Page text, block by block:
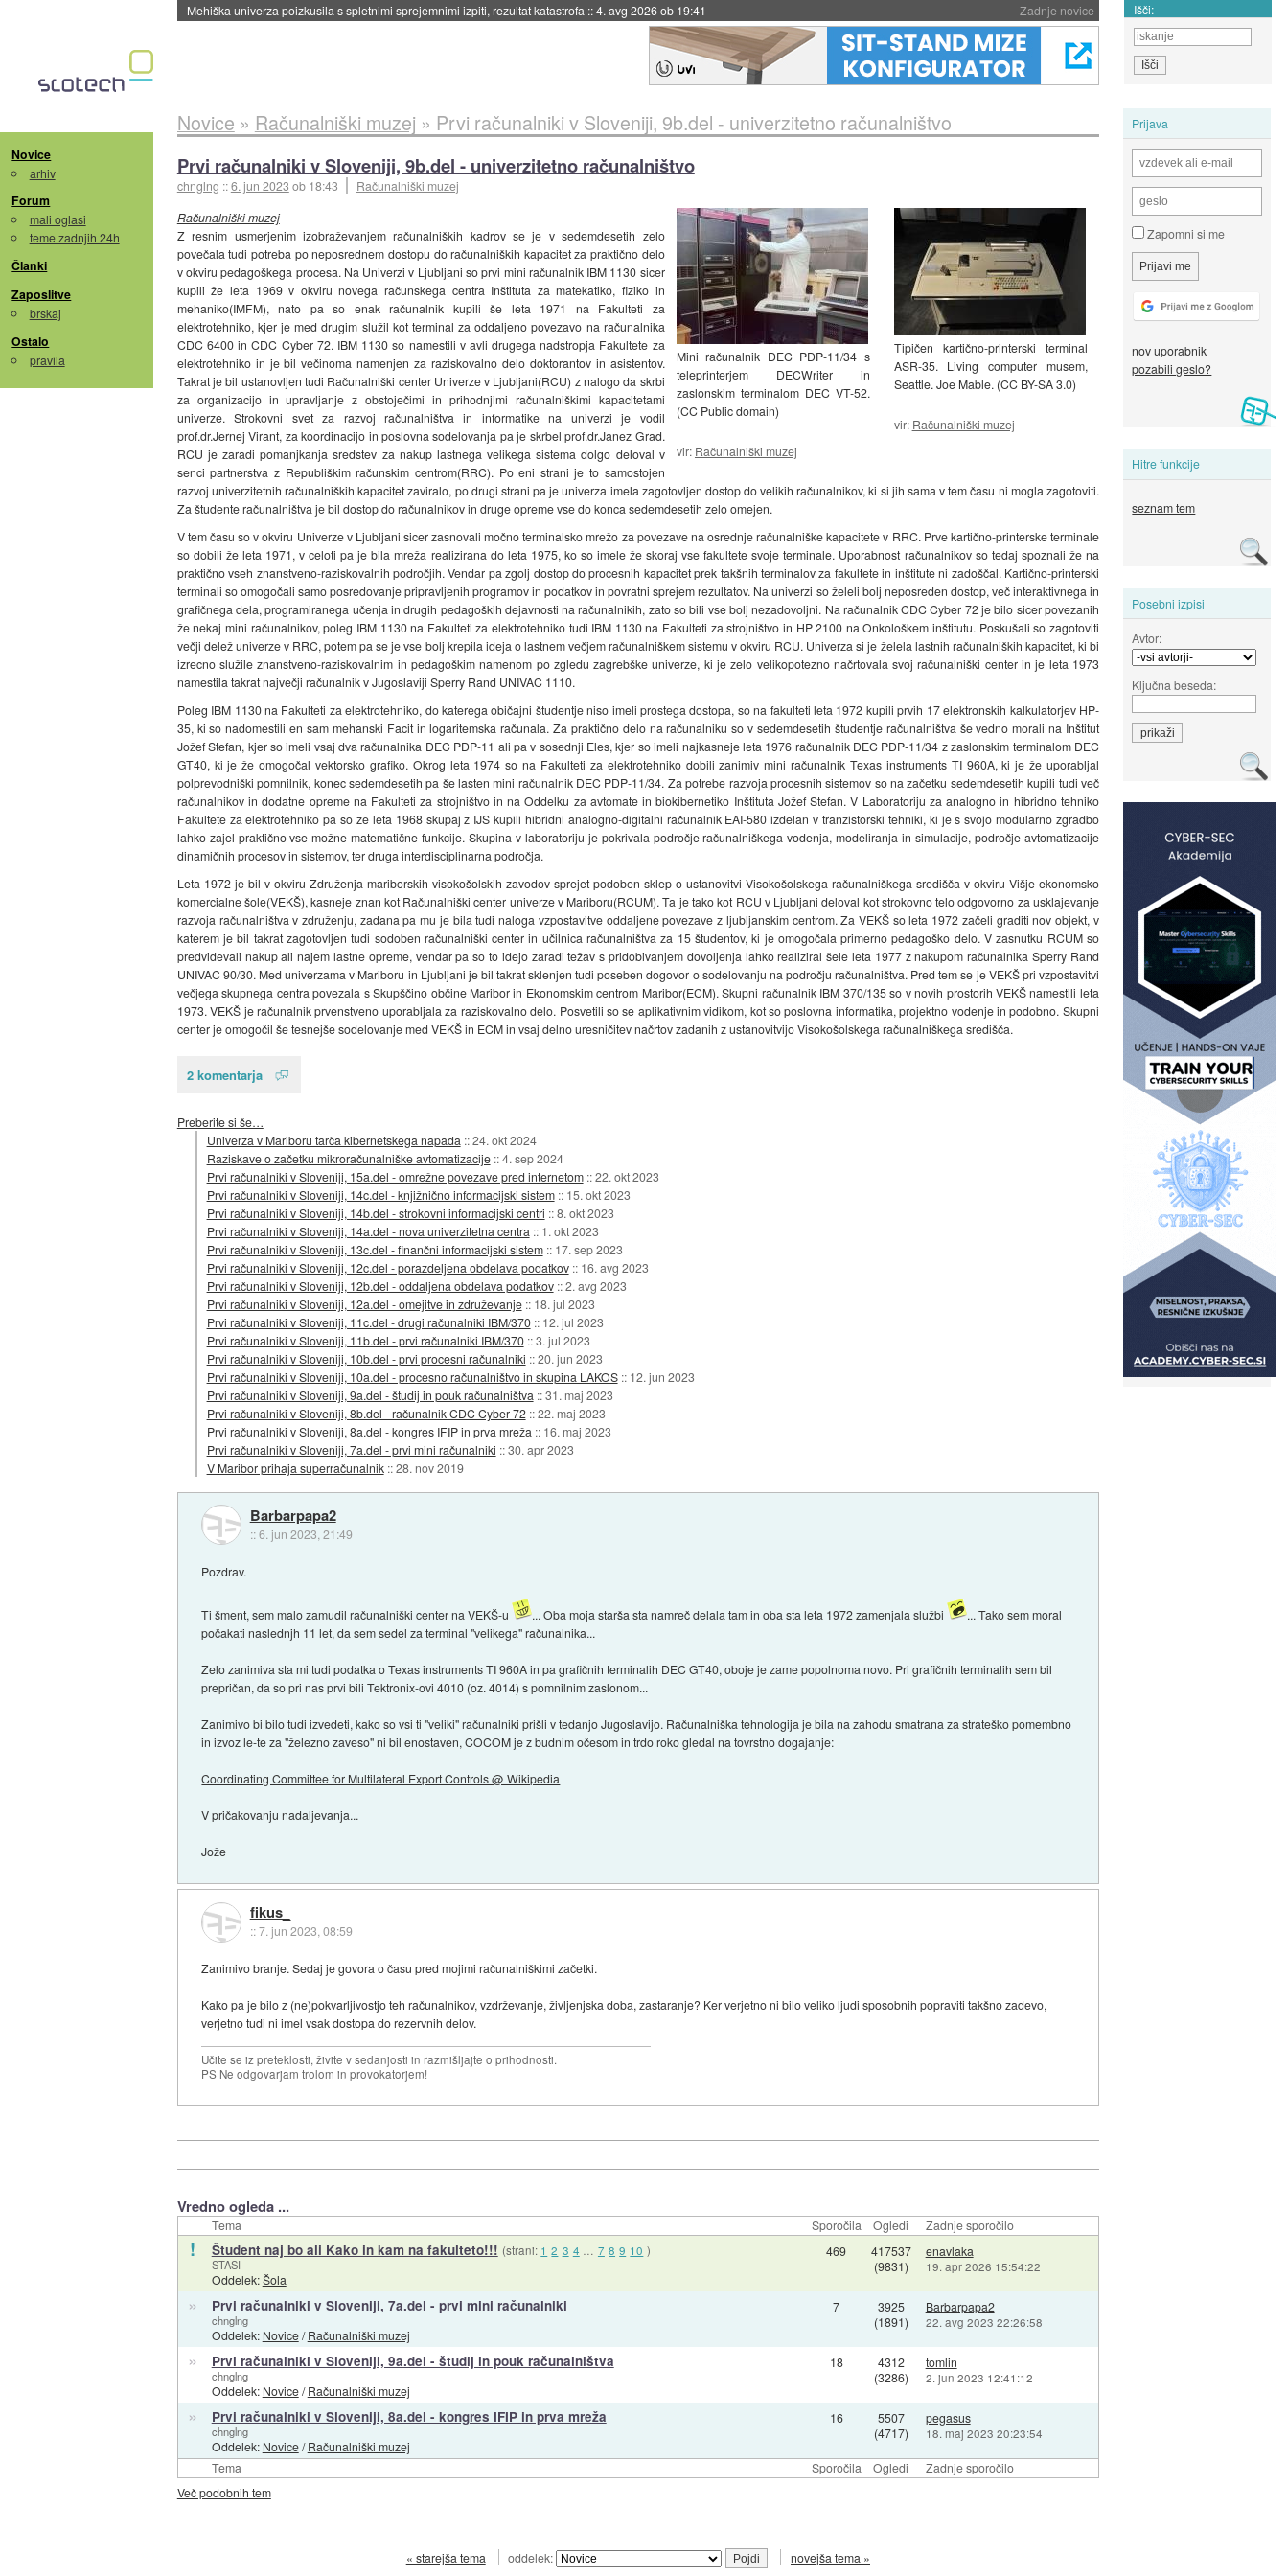
Zadnje novice
Mehiška univerza poizkusila s spletnimi sprejemnimi izpiti, rezultat katastrofa ::4. avg 2026 ob 19:41 Išči:
Novice
arhiv
Forum
mali oglasi
teme zadnjih 24h
Članki
Zaposlitve
brskaj
Ostalo
pravila
Prijava
Zapomni si me
nov uporabnik
pozabili geslo?
Hitre funkcije
seznam tem
Posebni izpisi
Avtor:
Ključna beseda:
Novice » Računalniški muzej » Prvi računalniki v Sloveniji, 9b.del - univerzitetno računalništvo
Prvi računalniki v Sloveniji, 9b.del - univerzitetno računalništvo
chnglng ::6. jun 2023 ob 18:43 Računalniški muzej
Tipičen kartično-printerski terminal
ASR-35. Living computer musem,
Seattle. Joe Mable. (CC BY-SA 3.0)
vir: Računalniški muzej
Mini računalnik DEC PDP-11/34 s
teleprinterjem DECWriter in
zaslonskim terminalom DEC VT-52.
(CC Public domain)
vir: Računalniški muzej
Računalniški muzej-
Z resnim usmerjenim izobraževanjem računalniških kadrov se je v sedemdesetih zelo
povečala tudi potreba po neposrednem dostopu do računalniških kapacitet za praktično delo
v okviru pedagoškega procesa. Na Univerzi v Ljubljani so prvi mini računalnik IBM 1130 sicer
kupili že leta 1969 v okviru novega računskega centra Inštituta za matekatiko, fiziko in
mehaniko(IMFM), nato pa so enak računalnik kupili še leta 1971 na Fakulteti za
elektrotehniko, kjer je med drugim služil kot terminal za oddaljeno povezavo na računalnika
CDC 6400 in CDC Cyber 72. IBM 1130 so namestili v avli drugega nadstropja Fakultete za
elektrotehniko in je bil večinoma namenjen za raziskovalno delo doktorantov in asistentov.
Takrat je bil ustanovljen tudi Računalniški center Univerze v Ljubljani(RCU) z nalogo da skrbi
za organizacijo in upravljanje z obstoječimi in prihodnjimi računalniškimi kapacitetami
univerze. Strokovni svet za razvoj računalništva in informatike na univerzi je vodil
prof.dr.Jernej Virant, za koordinacijo in poslovna sodelovanja pa je skrbel prof.dr.Janez Grad.
RCU je zaradi pomanjkanja sredstev za nakup lastnega velikega sistema dolgo deloval v
senci partnerstva z Republiškim računskim centrom(RRC). Po eni strani je to samostojen
razvoj univerzitetnih računalniških kapacitet zaviralo, po drugi strani pa je univerza imela zagotovljen dostop do velikih računalnikov, ki si jih sama v tem času ni mogla zagotoviti.
Za študente računalništva je bil dostop do računalnikov in druge opreme vse do konca sedemdesetih zelo omejen.
V tem času so v okviru Univerze v Ljubljani sicer zasnovali močno terminalsko mrežo za povezave na osrednje računalniške kapacitete v RRC. Prve kartično-printerske terminale
so dobili že leta 1971, v celoti pa je bila mreža realizirana do leta 1975, ko so imele že skoraj vse fakultete svoje terminale. Uporabnost računalnikov so tedaj spoznali že na
praktično vseh znanstveno-raziskovalnih področjih. Vendar pa zgolj dostop do procesnih kapacitet prek takšnih terminalov za fakultete in inštitute ni zadoščal. Kartično-printerski
terminali so omogočali samo posredovanje pripravljenih programov in podatkov in povratni sprejem rezultatov. Na univerzi so želeli bolj neposreden dostop, več interaktivnega in
grafičnega dela, programiranega učenja in drugih pedagoških dejavnosti na računalnikih, zato so bili vse bolj nezadovoljni. Na računalnik CDC Cyber 72 je bilo sicer povezanih
že nekaj mini računalnikov, poleg IBM 1130 na Fakulteti za elektrotehniko tudi IBM 1130 na Fakulteti za strojništvo in HP 2100 na Onkološkem inštitutu. Poskušali so zagotoviti
večji delež univerze v RRC, potem pa se je vse bolj krepila ideja o lastnem večjem računalniškem sistemu v okviru RCU. Univerza si je želela lastnih računalniških kapacitet, ki bi
izrecno služile znanstveno-raziskovalnim in pedagoškim namenom po zgledu zagrebške univerze, ki je zelo velikopotezno načrtovala svoj računalniški center in je leta 1973
namestila takrat največji računalnik v Jugoslaviji Sperry Rand UNIVAC 1110.
Poleg IBM 1130 na Fakulteti za elektrotehniko, do katerega običajni študentje niso imeli prostega dostopa, so na fakulteti leta 1972 kupili prvih 17 elektronskih kalkulatorjev HP-
35, ki so nadomestili en sam mehanski Facit in logaritemska računala. Za praktično delo na računalniku so v sedemdesetih študentje računalništva še vedno morali na Inštitut
Jožef Stefan, kjer so imeli vsaj dva računalnika DEC PDP-11 ali pa v sosednji Eles, kjer so imeli najkasneje leta 1976 računalnik DEC PDP-11/34 z zaslonskim terminalom DEC
GT40, ki je že omogočal vektorsko grafiko. Okrog leta 1974 so na Fakulteti za elektrotehniko dobili zanimiv mini računalnik Texas instruments TI 960A, ki je že uporabljal
polprevodniški pomnilnik, konec sedemdesetih pa še lasten mini računalnik DEC PDP-11/34. Za potrebe razvoja procesnih sistemov so na začetku sedemdesetih kupili tudi več
računalnikov in dodatne opreme na Fakulteti za strojništvo in na Oddelku za avtomate in biokibernetiko Inštituta Jožef Stefan. V Laboratoriju za analogno in hibridno tehniko
Fakultete za elektrotehniko pa so že leta 1968 skupaj z IJS kupili hibridni analogno-digitalni računalnik EAI-580 izdelan v tranzistorski tehniki, ki je s svojo modularno zgradbo
lahko zajel praktično vse možne matematične funkcije. Skupina v laboratoriju je pokrivala področje računalniškega vodenja, modeliranja in simulacije, področje avtomatizacije
dinamičnih procesov in sistemov, ter druga interdisciplinarna področja.
Leta 1972 je bil v okviru Združenja mariborskih visokošolskih zavodov sprejet podoben sklep o ustanovitvi Visokošolskega računalniškega središča v okviru Višje ekonomsko
komercialne šole(VEKŠ), kasneje znan kot Računalniški center univerze v Mariboru(RCUM). Ta je tako kot RCU v Ljubljani deloval kot strokovno telo odgovorno za usklajevanje
razvoja računalništva v združenju, zadana pa mu je bila tudi naloga vzpostavitve oddaljene povezave z ljubljanskim centrom. Za VEKŠ so leta 1972 začeli graditi nov objekt, v
katerem je bil takrat zagotovljen tudi sodoben računalniški center in učilnica računalništva za 15 študentov, ki je omogočala primerno pedagoško delo. V zasnutku RCUM so
predvidevali nakup ali najem lastne opreme, vendar pa so to idejo zaradi težav s pridobivanjem dovoljenja lahko realiziral šele leta 1977 z nakupom računalnika Sperry Rand
UNIVAC 90/30. Med univerzama v Mariboru in Ljubljani je bil takrat sklenjen tudi poseben dogovor o sodelovanju na področju računalništva. Pred tem se je VEKŠ pri vzpostavitvi
večjega skupnega centra povezala s Skupščino občine Maribor in Ekonomskim centrom Maribor(ECM). Skupni računalnik IBM 370/135 so v novih prostorih VEKŠ namestili leta
1973. VEKŠ je računalnik prvenstveno uporabljala za raziskovalno delo. Posvetili so se aplikativnim vidikom, kot so poslovna informatika, projektno vodenje in podobno. Skupni
center je omogočil še tesnejše sodelovanje med VEKŠ in ECM in vsaj delno uresničitev načrtov zadanih z ustanovitvijo Visokošolskega računalniškega središča.
2 komentarja
Preberite si še…
Univerza v Mariboru tarča kibernetskega napada ::24. okt 2024
Raziskave o začetku mikroračunalniške avtomatizacije ::4. sep 2024
Prvi računalniki v Sloveniji, 15a.del - omrežne povezave pred internetom ::22. okt 2023
Prvi računalniki v Sloveniji, 14c.del - knjižnično informacijski sistem :: 15. okt 2023
Prvi računalniki v Sloveniji, 14b.del - strokovni informacijski centri ::8. okt 2023
Prvi računalniki v Sloveniji, 14a.del - nova univerzitetna centra :: 1. okt 2023
Prvi računalniki v Sloveniji, 13c.del - finančni informacijski sistem :: 17. sep 2023
Prvi računalniki v Sloveniji, 12c.del - porazdeljena obdelava podatkov :: 16. avg 2023
Prvi računalniki v Sloveniji, 12b.del - oddaljena obdelava podatkov ::2. avg 2023
Prvi računalniki v Sloveniji, 12a.del - omejitve in združevanje :: 18. jul 2023
Prvi računalniki v Sloveniji, 11c.del - drugi računalniki IBM/370 :: 12. jul 2023
Prvi računalniki v Sloveniji, 11b.del - prvi računalniki IBM/370 ::3. jul 2023
Prvi računalniki v Sloveniji, 10b.del - prvi procesni računalniki ::20. jun 2023
Prvi računalniki v Sloveniji, 10a.del - procesno računalništvo in skupina LAKOS :: 12. jun 2023
Prvi računalniki v Sloveniji, 9a.del - študij in pouk računalništva ::31. maj 2023
Prvi računalniki v Sloveniji, 8b.del - računalnik CDC Cyber 72 ::22. maj 2023
Prvi računalniki v Sloveniji, 8a.del - kongres IFIP in prva mreža :: 16. maj 2023
Prvi računalniki v Sloveniji, 7a.del - prvi mini računalniki ::30. apr 2023
V Maribor prihaja superračunalnik ::28. nov 2019
Barbarpapa2
::6. jun 2023, 21:49
Pozdrav.
Ti šment, sem malo zamudil računalniški center na VEKŠ-u ... Oba moja starša sta namreč delala tam in oba sta leta 1972 zamenjala službi
... Tako sem moral
počakati naslednjh 11 let, da sem sedel za terminal "velikega" računalnika...
Zelo zanimiva sta mi tudi podatka o Texas instruments TI 960A in pa grafičnih terminalih DEC GT40, oboje je zame popolnoma novo. Pri grafičnih terminalih sem bil
prepričan, da so pri nas prvi bili Tektronix-ovi 4010 (oz. 4014) s pomnilnim zaslonom...
Zanimivo bi bilo tudi izvedeti, kako so vsi ti "veliki" računalniki prišli v tedanjo Jugoslavijo. Računalniška tehnologija je bila na zahodu smatrana za strateško pomembno
in izvoz le-te za "železno zaveso" ni bil enostaven, COCOM je z budnim očesom in trdo roko gledal na tovrstno dogajanje:
Coordinating Committee for Multilateral Export Controls @ Wikipedia
V pričakovanju nadaljevanja...
Jože
fikus_
::7. jun 2023, 08:59
Zanimivo branje. Sedaj je govora o času pred mojimi računalniškimi začetki.
Kako pa je bilo z (ne)pokvarljivostjo teh računalnikov, vzdrževanje, življenjska doba, zastaranje? Ker verjetno ni bilo veliko ljudi sposobnih popraviti takšno zadevo,
verjetno tudi ni imel vsak dostopa do rezervnih delov.
Učite se iz preteklosti, živite v sedanjosti in razmišljajte o prihodnosti.
PS Ne odgovarjam trolom in provokatorjem!
Vredno ogleda ...
Tema Sporočila Ogledi Zadnje sporočilo
Tema Sporočila Ogledi Zadnje sporočilo
! Študent naj bo ali Kako in kam na fakulteto!!! (strani: 1 2 3 4 … 7 8 9 10 )
STASI
Oddelek:Šola
469
417537
(9831)
enavlaka
19. apr 2026 15:54:22
» Prvi računalniki v Sloveniji, 7a.del - prvi mini računalniki
chnglng
Oddelek: Novice/Računalniški muzej
7
3925
(1891)
Barbarpapa2
22. avg 2023 22:26:58
» Prvi računalniki v Sloveniji, 9a.del - študij in pouk računalništva
chnglng
Oddelek: Novice/Računalniški muzej
18
4312
(3286)
tomlin
2. jun 2023 12:41:12
» Prvi računalniki v Sloveniji, 8a.del - kongres IFIP in prva mreža
chnglng
Oddelek: Novice/Računalniški muzej
16
5507
(4717)
pegasus
18. maj 2023 20:23:54
Več podobnih tem
« starejša tema oddelek: novejša tema »